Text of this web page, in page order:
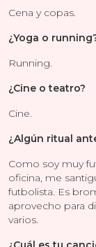
Cena y copas.
¿Yoga o
Running.
¿Cine o teatro?
Cine.
¿Algún ritual
Como soy muy
oficina, me
futbolista. Es
aprovecho para
varios.